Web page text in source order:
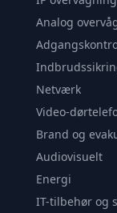
Analog
Netværk
Video-
Brand og
Audiovisuelt
Energi
IT-tilbehør og